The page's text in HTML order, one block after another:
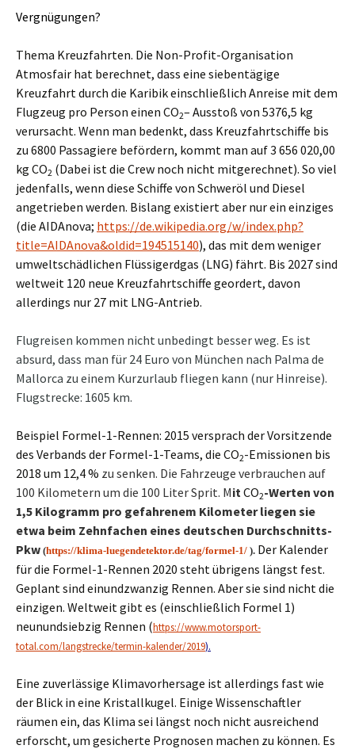
Vergnügungen?
Thema Kreuzfahrten. Die Non-Profit-Organisation
Atmosfair hat berechnet, dass eine siebentägige
Kreuzfahrt durch die Karibik einschließlich Anreise mit dem
Flugzeug pro Person einen CO2– Ausstoß von 5376,5 kg
verursacht. Wenn man bedenkt, dass Kreuzfahrtschiffe bis
zu 6800 Passagiere befördern, kommt man auf 3 656 020,00
kg CO2 (Dabei ist die Crew noch nicht mitgerechnet). So viel
jedenfalls, wenn diese Schiffe von Schweröl und Diesel
angetrieben werden. Bislang existiert aber nur ein einziges
(die AIDAnova; https://de.wikipedia.org/w/index.php?
title=AIDAnova&oldid=194515140), das mit dem weniger
umweltschädlichen Flüssigerdgas (LNG) fährt. Bis 2027 sind
weltweit 120 neue Kreuzfahrtschiffe geordert, davon
allerdings nur 27 mit LNG-Antrieb.
Flugreisen kommen nicht unbedingt besser weg. Es ist
absurd, dass man für 24 Euro von München nach Palma de
Mallorca zu einem Kurzurlaub fliegen kann (nur Hinreise).
Flugstrecke: 1605 km.
Beispiel Formel-1-Rennen: 2015 versprach der Vorsitzende
des Verbands der Formel-1-Teams, die CO2-Emissionen bis
2018 um 12,4 % zu senken. Die Fahrzeuge verbrauchen auf
100 Kilometern um die 100 Liter Sprit. MitCO2-Werten von
1,5 Kilogramm pro gefahrenem Kilometer liegen sie
etwa beim Zehnfachen eines deutschen Durchschnitts-
Pkw (https://klima-luegendetektor.de/tag/formel-1/ ). Der Kalender
für die Formel-1-Rennen 2020 steht übrigens längst fest.
Geplant sind einundzwanzig Rennen. Aber sie sind nicht die
einzigen. Weltweit gibt es (einschließlich Formel 1)
neunundsiebzig Rennen (https://www.motorsport-
total.com/langstrecke/termin-kalender/2019).
Eine zuverlässige Klimavorhersage ist allerdings fast wie
der Blick in eine Kristallkugel. Einige Wissenschaftler
räumen ein, das Klima sei längst noch nicht ausreichend
erforscht, um gesicherte Prognosen machen zu können. Es